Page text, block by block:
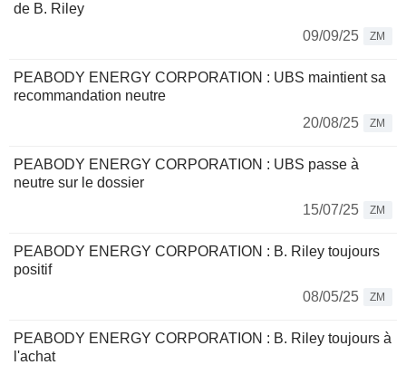
de B. Riley
09/09/25
ZM
PEABODY ENERGY CORPORATION : UBS maintient sa
recommandation neutre
20/08/25
ZM
PEABODY ENERGY CORPORATION : UBS passe à
neutre sur le dossier
15/07/25
ZM
PEABODY ENERGY CORPORATION : B. Riley toujours
positif
08/05/25
ZM
PEABODY ENERGY CORPORATION : B. Riley toujours à
l'achat